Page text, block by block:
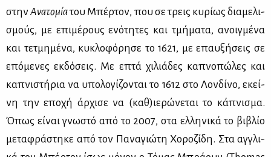
στηνΑνα­το­μίατου Μπέρ­τον, που σε τρεις κυ­ρί­ως δια­με­λι­
σμούς, με επι­μέ­ρους ενό­τη­τες και τμή­μα­τα, ανοιγ­μέ­να
και τε­τμη­μέ­να, κυ­κλο­φό­ρη­σε το 1621, με επαυ­ξή­σεις σε
επό­με­νες εκ­δό­σεις. Με επτά χι­λιά­δες κα­πνο­πώ­λες και
κα­πνι­στή­ρια να υπο­λο­γί­ζο­νται το 1612 στο Λον­δί­νο, εκεί­
νη την επο­χή άρ­χι­σε να (καθ)ιε­ρώ­νε­ται το κά­πνι­σμα.
Όπως εί­ναι γνω­στό από το 2007, στα ελ­λη­νι­κά το βι­βλίο
με­τα­φρά­στη­κε από τον Πα­να­γιώ­τη Χο­ρο­ζί­δη. Στα αγ­γλι­